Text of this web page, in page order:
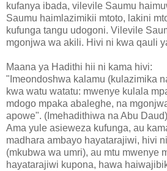
kufanya ibada, vilevile Saumu
Saumu haimlazimikii mtoto, lakini
kufunga tangu udogoni. Vilevile
mgonjwa wa akili. Hivi ni kwa qauli
Maana ya Hadithi hii ni kama hivi:
"Imeondoshwa kalamu (kulazimika
kwa watu watatu: mwenye kulala
mdogo mpaka abaleghe, na
apowe". (Imehadithiwa na Abu
Ama yule asieweza kufunga, au
madhara ambayo hayatarajiwi, hivi
(mkubwa wa umri), au mtu mwenye
hayatarajiwi kupona, hawa